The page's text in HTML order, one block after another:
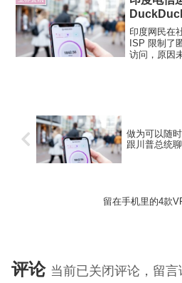
印度网民在
ISP 限制了
访问，原因
做为可以随
跟川普总统
留在手机里的4款
评论 当前已关闭评论，留言